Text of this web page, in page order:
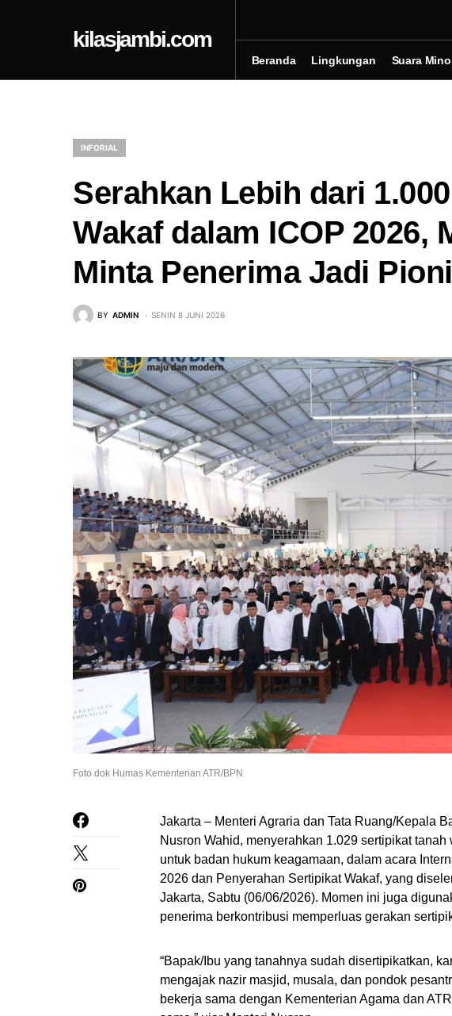
kilasjambi.com
Beranda Lingkungan Suara
INFORIAL
Serahkan Lebih dari
Wakaf dalam ICOP 2026,
Minta Penerima Jadi
BY ADMIN SENIN 8 JUNI 2026
Foto dok Humas Kementerian ATR/BPN
Jakarta – Menteri Agraria dan Tata Ruang/Kepala
Nusron Wahid, menyerahkan 1.029 sertipikat
untuk badan hukum keagamaan, dalam acara
2026 dan Penyerahan Sertipikat Wakaf, yang
Jakarta, Sabtu (06/06/2026). Momen ini juga
penerima berkontribusi memperluas gerakan
“Bapak/Ibu yang tanahnya sudah disertipikatkan,
mengajak nazir masjid, musala, dan pondok
bekerja sama dengan Kementerian Agama dan